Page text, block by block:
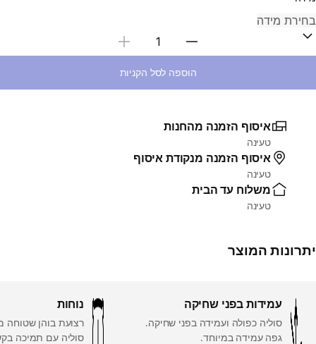
בחירת כמות
הוספה לסל הקניות
איסוף הזמנה מהחנות
טעינה
איסוף הזמנה מנקודת איסוף
טעינה
משלוח עד הבית
טעינה
יתרונות המוצר
עמידות בפני שחיקה
סוליה כפולה ועמידה בפני שחיקה.
גפה עמידה במיוחד.
נוחות
רצועת בוהן שטוחה
סוליה עם תמיכה